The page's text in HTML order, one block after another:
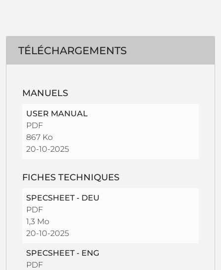
TÉLÉCHARGEMENTS
MANUELS
USER MANUAL
PDF
867 Ko
20-10-2025
FICHES TECHNIQUES
SPECSHEET - DEU
PDF
1,3 Mo
20-10-2025
SPECSHEET - ENG
PDF